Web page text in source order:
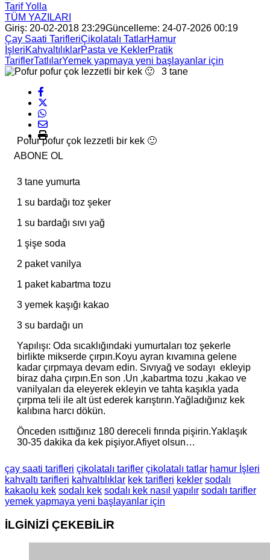
Tarif Yolla
TÜM YAZILARI
Giriş: 20-02-2018 23:29Güncelleme: 24-07-2026 00:19
Çay Saati TarifleriÇikolatalı TatlarHamur
İşleriKahvaltılıklarPasta ve KeklerPratik
TariflerTatlılarYemek yapmaya yeni başlayanlar için
ABONE OL
Pofur pofur çok lezzetli bir kek 🙂
3 tane yumurta
1 su bardağı toz şeker
1 su bardağı sıvı yağ
1 şişe soda
2 paket vanilya
1 paket kabartma tozu
3 yemek kaşığı kakao
3 su bardağı un
Yapılışı: Oda sıcaklığındaki yumurtaları toz şekerle
birlikte mikserde çırpın.Koyu ayran kıvamına gelene
kadar çırpmaya devam edin. Sıvıyağ ve sodayı ekleyip
biraz daha çırpın.En son .Un ,kabartma tozu ,kakao ve
vanilyaları da eleyerek ekleyin ve tahta kaşıkla yada
çırpma teli ile alt üst ederek karıştırın.Yağladığınız kek
kalıbına harcı dökün.
Önceden ısıttığınız 180 dereceli fırında pişirin.Yaklaşık
30-35 dakika da kek pişiyor.Afiyet olsun…
çay saati tarifleri çikolatalı tarifler çikolatalı tatlar hamur İşleri
kahvaltı tarifleri kahvaltılıklar kek tarifleri kekler sodalı
kakaolu kek sodalı kek sodalı kek nasıl yapılır sodalı tarifler
yemek yapmaya yeni başlayanlar için
İLGİNİZİ ÇEKEBİLİR